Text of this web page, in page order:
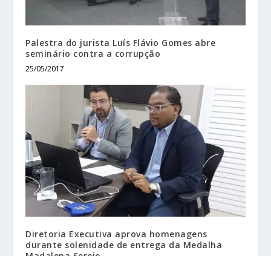
Palestra do jurista Luís Flávio Gomes abre
seminário contra a corrupção
25/05/2017
Diretoria Executiva aprova homenagens
durante solenidade de entrega da Medalha